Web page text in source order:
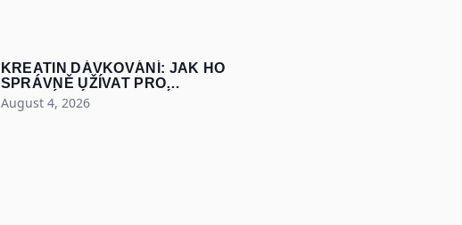
KREATIN DÁVKOVÁNÍ: JAK HO
SPRÁVNĚ UŽÍVAT PRO
MAXIMÁLNÍ SVALY A SÍLU
August 4, 2026